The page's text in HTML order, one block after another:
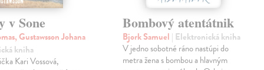
v Sone
Gustawsson Johana
kniha
Kari Vossová,
Bombový atentátnik
Bjork Samuel | Elektronická kniha
V jedno sobotné ráno nastúpi do
metra žena s bombou a hlavným